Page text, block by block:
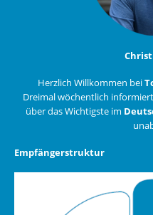
Herzlich Willkommen bei
Dreimal wöchentlich
über das Wichtigste im
Empfängerstruktur